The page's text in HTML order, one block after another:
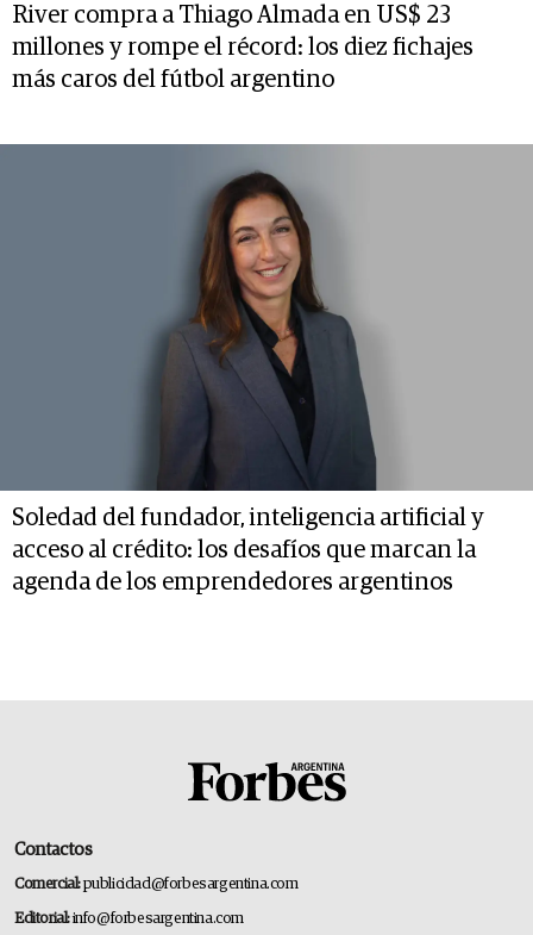
River compra a Thiago Almada en US$ 23
millones y rompe el récord: los diez fichajes
más caros del fútbol argentino
Soledad del fundador, inteligencia artificial y
acceso al crédito: los desafíos que marcan la
agenda de los emprendedores argentinos
Contactos
Comercial:publicidad@forbesargentina.com
Editorial:info@forbesargentina.com